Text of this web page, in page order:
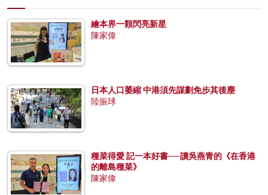
繪本界一顆閃亮新星
陳家偉
日本人口萎縮 中港須先謀劃免步其後塵
陸振球
種菜得愛 記一本好書──讀吳燕青的《在香港
的離島種菜》
陳家偉